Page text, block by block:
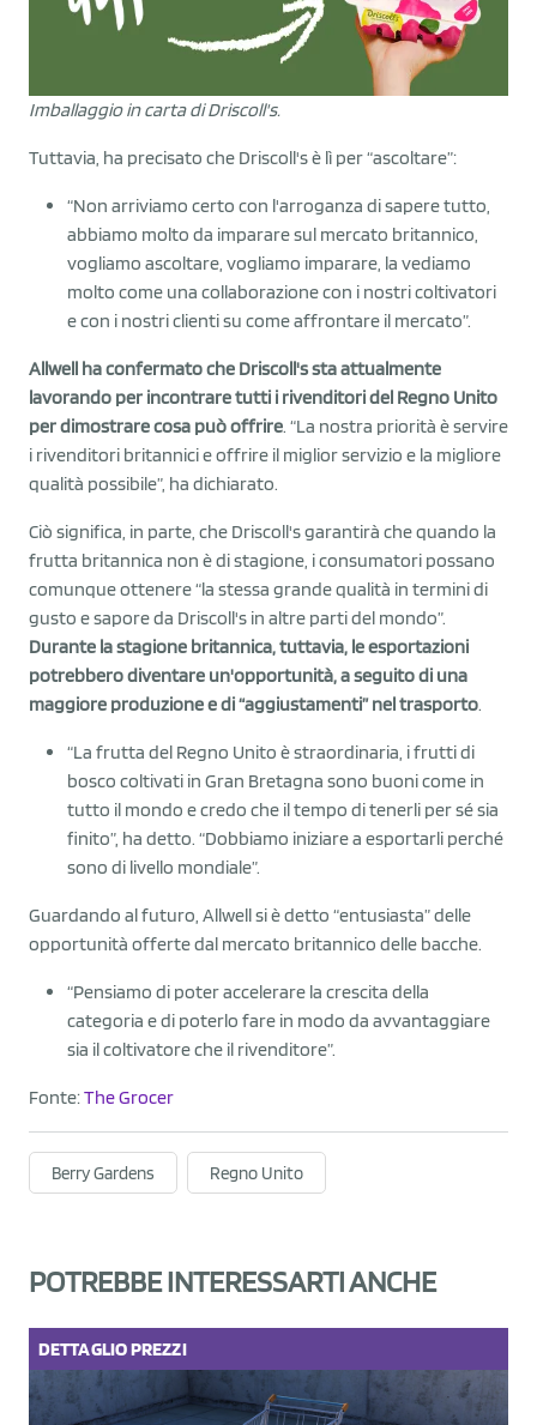
Imballaggio in carta di Driscoll's.
Tuttavia, ha precisato che Driscoll's è lì per “ascoltare”:
“Non arriviamo certo con l'arroganza di sapere tutto,
abbiamo molto da imparare sul mercato britannico,
vogliamo ascoltare, vogliamo imparare, la vediamo
molto come una collaborazione con i nostri coltivatori
e con i nostri clienti su come affrontare il mercato”.
Allwell ha confermato che Driscoll's sta attualmente
lavorando per incontrare tutti i rivenditori del Regno Unito
per dimostrare cosa può offrire. “La nostra priorità è servire
i rivenditori britannici e offrire il miglior servizio e la migliore
qualità possibile”, ha dichiarato.
Ciò significa, in parte, che Driscoll's garantirà che quando la
frutta britannica non è di stagione, i consumatori possano
comunque ottenere “la stessa grande qualità in termini di
gusto e sapore da Driscoll's in altre parti del mondo”.
Durante la stagione britannica, tuttavia, le esportazioni
potrebbero diventare un'opportunità, a seguito di una
maggiore produzione e di “aggiustamenti” nel trasporto.
“La frutta del Regno Unito è straordinaria, i frutti di
bosco coltivati in Gran Bretagna sono buoni come in
tutto il mondo e credo che il tempo di tenerli per sé sia
finito”, ha detto. “Dobbiamo iniziare a esportarli perché
sono di livello mondiale”.
Guardando al futuro, Allwell si è detto “entusiasta” delle
opportunità offerte dal mercato britannico delle bacche.
“Pensiamo di poter accelerare la crescita della
categoria e di poterlo fare in modo da avvantaggiare
sia il coltivatore che il rivenditore”.
Fonte:The Grocer
Berry Gardens Regno Unito
POTREBBE INTERESSARTI ANCHE
DETTAGLIOPREZZI